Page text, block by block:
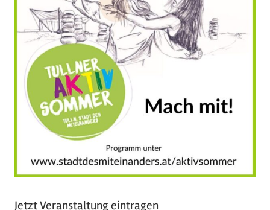
Jetzt Veranstaltung eintragen